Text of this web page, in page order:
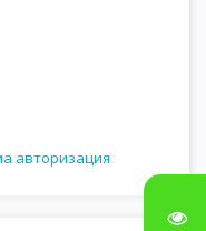
авторизация